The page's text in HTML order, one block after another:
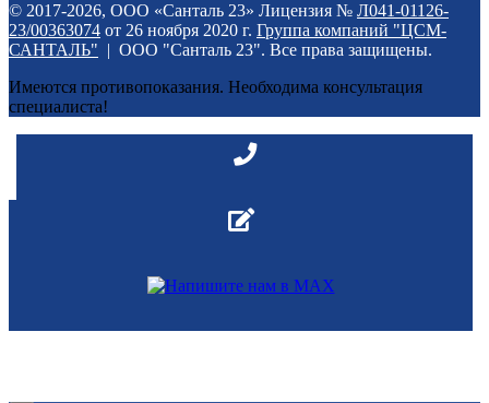
© 2017-2026, ООО «Санталь 23» Лицензия № Л041-01126-
23/00363074 от 26 ноября 2020 г. Группа компаний "ЦСМ-
САНТАЛЬ" | ООО "Санталь 23". Все права защищены.
Имеются противопоказания. Необходима консультация
специалиста!